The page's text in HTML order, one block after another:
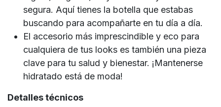
segura. Aquí tienes la botella que estabas
buscando para acompañarte en tu día a día.
El accesorio más imprescindible y eco para
cualquiera de tus looks es también una pieza
clave para tu salud y bienestar. ¡Mantenerse
hidratado está de moda!
Detalles técnicos